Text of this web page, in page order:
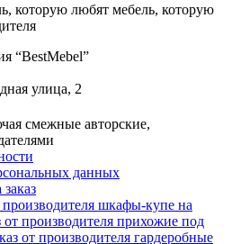
мебель, которую
“BestMebel”
улица, 2
смежные авторские,
данных
шкафы-купе на
прихожие под
гардеробные